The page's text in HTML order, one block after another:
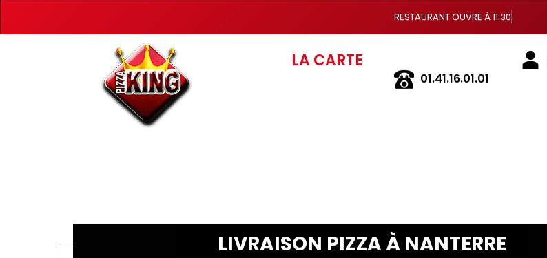
RESTAURANT OUVRE À 11:30
LA CARTE
LIVRAISON PIZZA À NANTERRE